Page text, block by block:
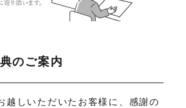
のご案内
越しいただいたお客様に、感謝の